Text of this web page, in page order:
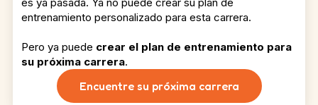
entrenamiento personalizado para esta carrera.
Pero ya puede crear el plan de entrenamiento para
su próxima carrera.
Encuentre su próxima carrera